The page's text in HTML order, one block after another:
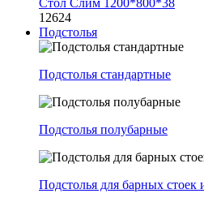
Стол Слим 1200*800*38
12624
Подстолья
Подстолья стандартные
Подстолья полубарные
Подстолья для барных стоек